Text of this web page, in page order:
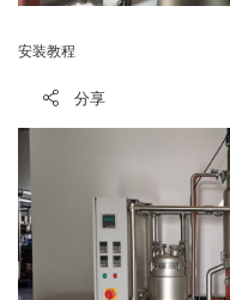
安装教程
分享